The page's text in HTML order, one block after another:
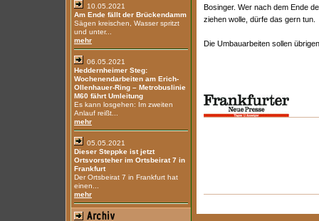
10.05.2021
Am Ende fällt der Brückendamm
Sägen kreischen, Wasser spritzt
und unter...
mehr
06.05.2021
Heddernheimer Steg:
Wochenendarbeiten am Erich-
Ollenhauer-Ring – Metrobuslinie
M60 fährt Umleitung
Es kann losgehen: Im zweiten
Anlauf reißt...
mehr
05.05.2021
Dieser Steppke ist jetzt
Ortsvorsteher im Ortsbeirat 7 in
Frankfurt
Der Ortsbeirat 7 in Frankfurt hat
einen...
mehr
Bosinger. Wer nach dem Ende
ziehen wolle, dürfe das gern tun.
Die Umbauarbeiten sollen